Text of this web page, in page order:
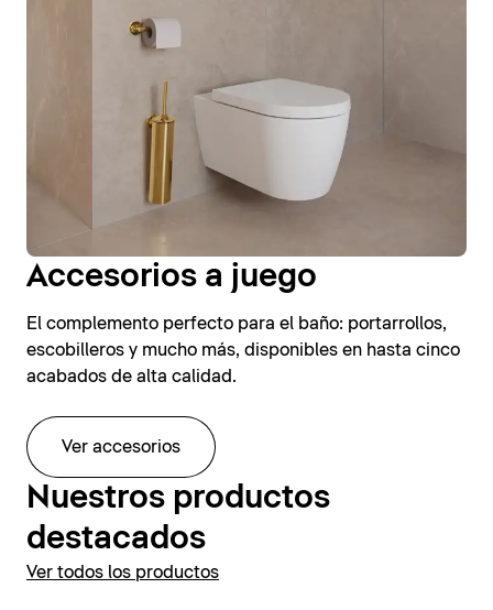
Accesorios a juego
El complemento perfecto para el baño: portarrollos,
escobilleros y mucho más, disponibles en hasta cinco
acabados de alta calidad.
Ver accesorios
Nuestros productos
destacados
Ver todos los productos